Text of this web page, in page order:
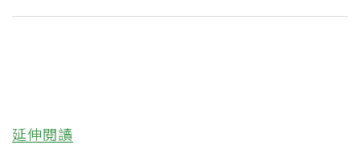
延伸閱讀